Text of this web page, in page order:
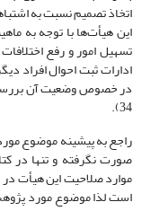
اتخاذ تصمیم نسبت به
این هیأت‌ها با توجه به
تسهیل امور و رفع
ادارات ثبت احوال افراد
34).
راجع به پیشینه موضوع
صورت نگرفته و تنها در
است لذا موضوع مورد